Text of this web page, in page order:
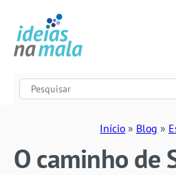
Início » Blog »
O caminho de